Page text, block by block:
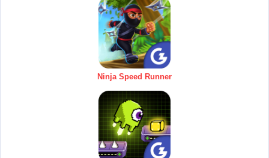
Ninja Speed Runner